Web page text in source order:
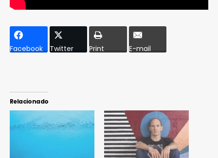
Facebook Twitter Print E-mail
Relacionado